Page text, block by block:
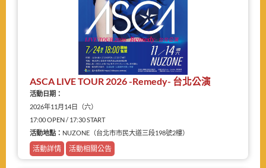
ASCA LIVE TOUR 2026 -Remedy- 台北公演
活動日期：
2026年11月14日（六）
17:00 OPEN / 17:30 START
活動地點： NUZONE（台北市市民大道三段198號2樓）
活動詳情 活動相關公告